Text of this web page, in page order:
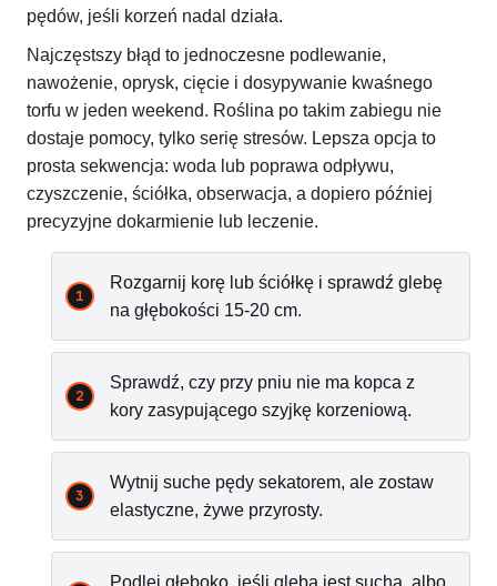
pędów, jeśli korzeń nadal działa.
Najczęstszy błąd to jednoczesne podlewanie,
nawożenie, oprysk, cięcie i dosypywanie kwaśnego
torfu w jeden weekend. Roślina po takim zabiegu nie
dostaje pomocy, tylko serię stresów. Lepsza opcja to
prosta sekwencja: woda lub poprawa odpływu,
czyszczenie, ściółka, obserwacja, a dopiero później
precyzyjne dokarmienie lub leczenie.
Rozgarnij korę lub ściółkę i sprawdź glebę
na głębokości 15-20 cm.
Sprawdź, czy przy pniu nie ma kopca z
kory zasypującego szyjkę korzeniową.
Wytnij suche pędy sekatorem, ale zostaw
elastyczne, żywe przyrosty.